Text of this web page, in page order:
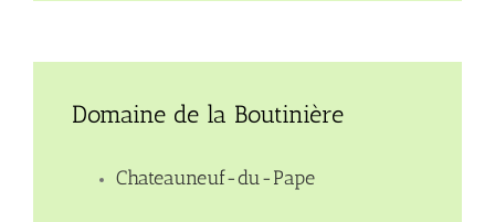
Domaine de la Boutinière
Chateauneuf-du-Pape